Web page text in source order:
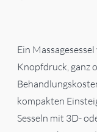
Ein
Knopfdruck, ganz
kompakten
Sesseln mit 3D-